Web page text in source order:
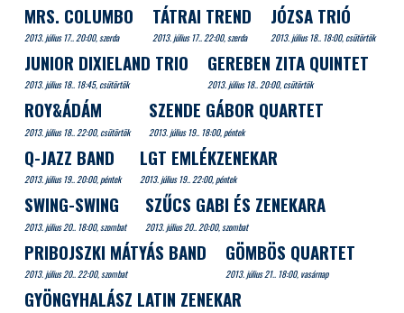
MRS. COLUMBO
2013. július 17.. 20:00, szerda
TÁTRAI TREND
2013. július 17.. 22:00, szerda
JÓZSA TRIÓ
2013. július 18.. 18:00, csütörtök
JUNIOR DIXIELAND TRIO
2013. július 18.. 18:45, csütörtök
GEREBEN ZITA QUINTET
2013. július 18.. 20:00, csütörtök
ROY&ÁDÁM
2013. július 18.. 22:00, csütörtök
SZENDE GÁBOR QUARTET
2013. július 19.. 18:00, péntek
Q-JAZZ BAND
2013. július 19.. 20:00, péntek
LGT EMLÉKZENEKAR
2013. július 19.. 22:00, péntek
SWING-SWING
2013. július 20.. 18:00, szombat
SZŰCS GABI ÉS ZENEKARA
2013. július 20.. 20:00, szombat
PRIBOJSZKI MÁTYÁS BAND
2013. július 20.. 22:00, szombat
GÖMBÖS QUARTET
2013. július 21.. 18:00, vasárnap
GYÖNGYHALÁSZ LATIN ZENEKAR